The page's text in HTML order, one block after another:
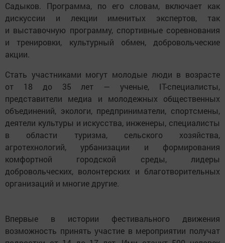
Садыков. Программа, по его словам, включает как
дискуссии и лекции именитых экспертов, так
и выставочную программу, спортивные соревнования
и тренировки, культурный обмен, добровольческие
акции.
Стать участниками могут молодые люди в возрасте
от 18 до 35 лет — ученые, IT-специалисты,
представители медиа и молодежных общественных
объединений, экологи, предприниматели, спортсмены,
деятели культуры и искусства, инженеры, специалисты
в области туризма, сельского хозяйства,
агротехнологий, урбанизации и формирования
комфортной городской среды, лидеры
добровольческих, волонтерских и благотворительных
организаций и многие другие.
Впервые в истории фестивального движения
возможность принять участие в мероприятии получат